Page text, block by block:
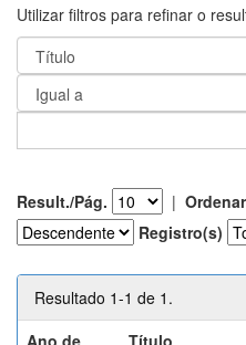
Utilizar filtros para refinar o
Result./Pág. |
Registro(s)
Resultado 1-1 de 1.
Ano de
Título